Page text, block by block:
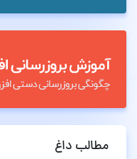
مطالب داغ